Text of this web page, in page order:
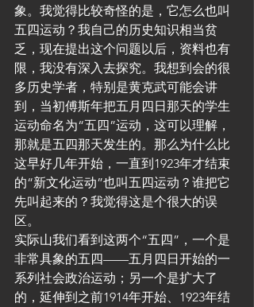
象。我觉得比较奇怪的是，它怎么也叫
五四运动？我自己的历史知识相当贫
乏，现在提出这个问题以后，资料也有
限，我没有深入去探究。我想到会的很
多历史学者，特别是黄克武可能会讲
到，当初傅斯年把五月四日那天的学生
运动命名为“五四”运动，这可以理解，
那就是五四那天发生的。那么为什么比
这早好几年开始，一直到1923年才结束
的“新文化运动”也叫五四运动？谁把它
先叫起来的？我觉得这是个很大的误
区。
实际山我们看到这两个“五四”，一个是
非常具象的五四——五月四日开始的一
系列社会政治运动；另一个是扩大了
的，延伸到之前1914年开始、1923年结